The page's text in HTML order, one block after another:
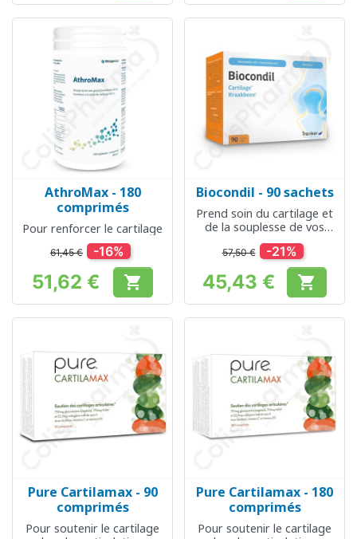
AthroMax - 180
comprimés
Pour renforcer le cartilage
61,45 € -16%
Prix
51,62 € 
Biocondil - 90 sachets
Prend soin du cartilage et
de la souplesse de vos
articulations
57,50 € -21%
Prix
45,43 € 
Pure Cartilamax - 90
comprimés
Pour soutenir le cartilage
Pure Cartilamax - 180
comprimés
Pour soutenir le cartilage